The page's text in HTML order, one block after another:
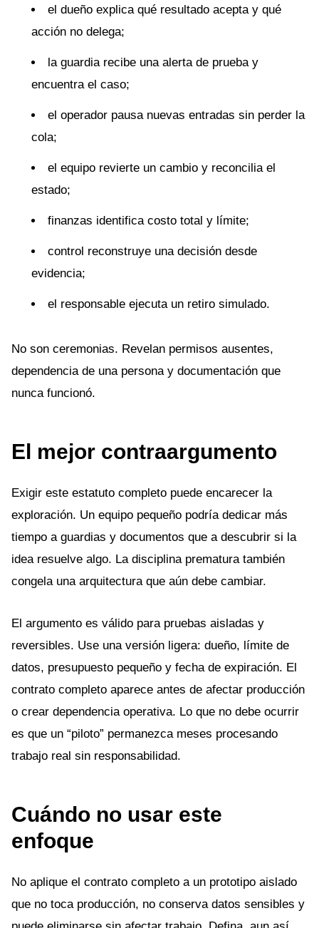
el dueño explica qué resultado acepta y qué
acción no delega;
la guardia recibe una alerta de prueba y
encuentra el caso;
el operador pausa nuevas entradas sin perder la
cola;
el equipo revierte un cambio y reconcilia el
estado;
finanzas identifica costo total y límite;
control reconstruye una decisión desde
evidencia;
el responsable ejecuta un retiro simulado.
No son ceremonias. Revelan permisos ausentes,
dependencia de una persona y documentación que
nunca funcionó.
El mejor contraargumento
Exigir este estatuto completo puede encarecer la
exploración. Un equipo pequeño podría dedicar más
tiempo a guardias y documentos que a descubrir si la
idea resuelve algo. La disciplina prematura también
congela una arquitectura que aún debe cambiar.
El argumento es válido para pruebas aisladas y
reversibles. Use una versión ligera: dueño, límite de
datos, presupuesto pequeño y fecha de expiración. El
contrato completo aparece antes de afectar producción
o crear dependencia operativa. Lo que no debe ocurrir
es que un “piloto” permanezca meses procesando
trabajo real sin responsabilidad.
Cuándo no usar este
enfoque
No aplique el contrato completo a un prototipo aislado
que no toca producción, no conserva datos sensibles y